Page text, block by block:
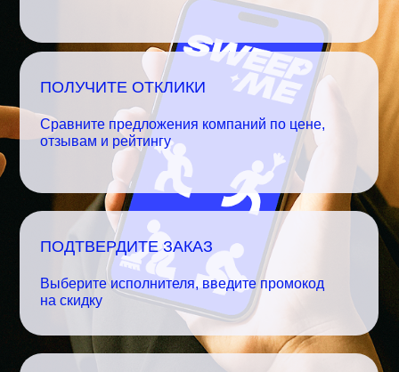
ПОЛУЧИТЕ ОТКЛИКИ
Сравните предложения компаний по цене,
отзывам и рейтингу
ПОДТВЕРДИТЕ ЗАКАЗ
Выберите исполнителя, введите промокод
на скидку